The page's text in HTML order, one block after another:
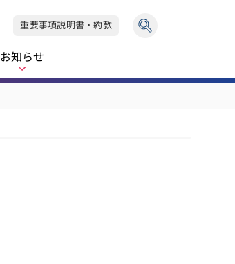
お知らせ
重要事項説明書・約款